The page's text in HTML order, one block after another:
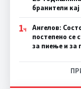
бранители
1Ч
Ангелов:
постепено се
за пиење и за